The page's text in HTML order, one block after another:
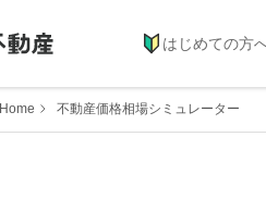
はじめての方
Home 不動産価格相場シミュレーター